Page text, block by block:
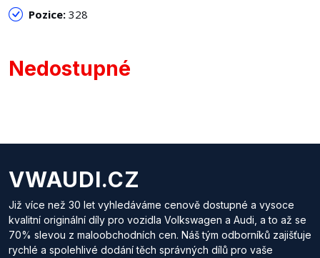
Pozice: 328
Nedostupné
VWAUDI.CZ
Již více než 30 let vyhledáváme cenově dostupné a vysoce
kvalitní originální díly pro vozidla Volkswagen a Audi, a to až se
70% slevou z maloobchodních cen. Náš tým odborníků zajišťuje
rychlé a spolehlivé dodání těch správných dílů pro vaše